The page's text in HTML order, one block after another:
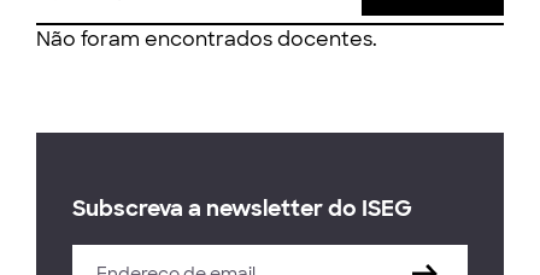
Não foram encontrados docentes.
Subscreva a newsletter do ISEG